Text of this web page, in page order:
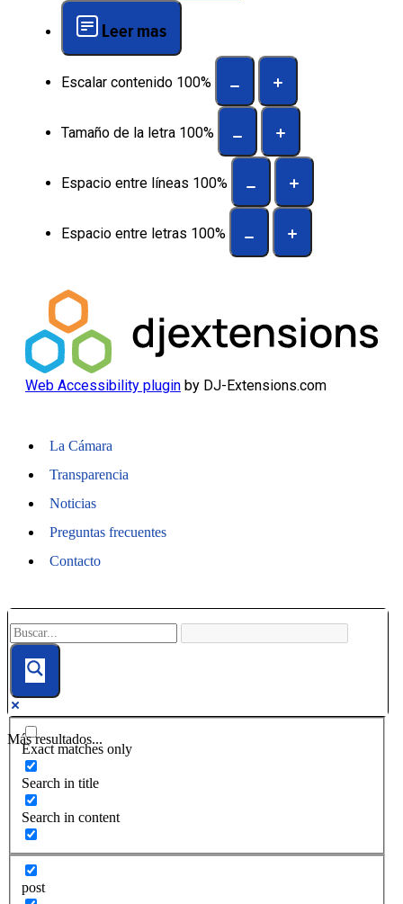
Leer mas
Escalar contenido 100%
Tamaño de la letra 100%
Espacio entre líneas 100%
Espacio entre letras 100%
Web Accessibility plugin by DJ-Extensions.com
La Cámara
Transparencia
Noticias
Preguntas frecuentes
Contacto
Más resultados...
Exact matches only
Search in title
Search in content
post